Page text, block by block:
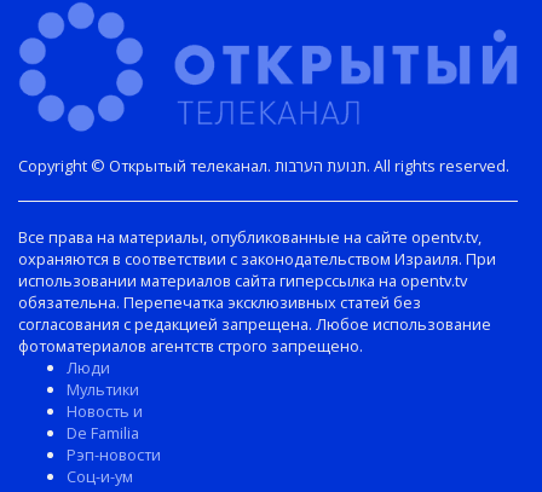
Copyright © Открытый телеканал. תנועת הערבות. All rights reserved.
Все права на материалы, опубликованные на сайте opentv.tv,
охраняются в соответствии с законодательством Израиля. При
использовании материалов сайта гиперссылка на opentv.tv
обязательна. Перепечатка эксклюзивных статей без
согласования с редакцией запрещена. Любое использование
фотоматериалов агентств строго запрещено.
Люди
Мультики
Новость и
De Familia
Рэп-новости
Соц-и-ум